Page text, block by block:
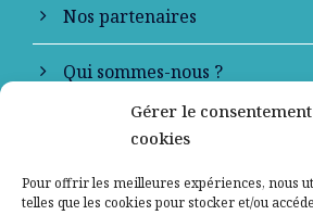
Gérer le
cookies
Pour offrir les meilleures expériences, nous
telles que les cookies pour stocker et/ou
Nos partenaires
Qui sommes-nous ?
Contactez-nous
Mentions légales